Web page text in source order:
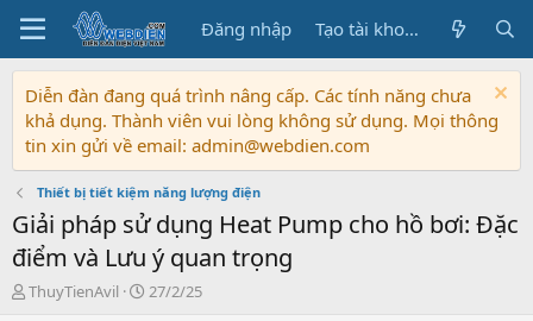
Đăng nhập Tạo tài khoản
Diễn đàn đang quá trình nâng cấp. Các tính năng chưa
khả dụng. Thành viên vui lòng không sử dụng. Mọi thông
tin xin gửi về email: admin@webdien.com
Thiết bị tiết kiệm năng lượng điện
Giải pháp sử dụng Heat Pump cho hồ bơi: Đặc
điểm và Lưu ý quan trọng
T
ThuyTienAvil
N
27/2/25